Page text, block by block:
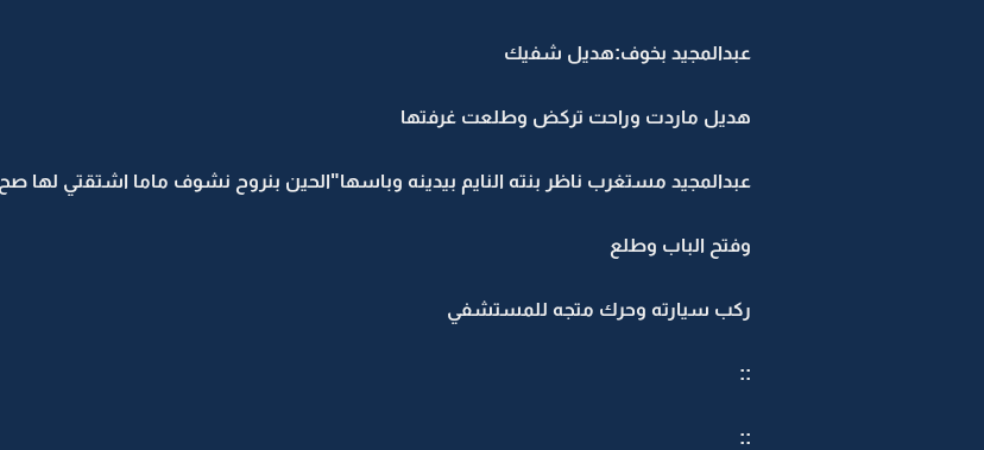
عبدالمجيد بخوف:هديل شفيك
هديل ماردت وراحت تركض وطلعت غرفتها
عبدالمجيد مستغرب ناظر بنته النايم بيدينه وباسها"الحين بنروح نشوف ماما اشتقتي لها صح
وفتح الباب وطلع
ركب سيارته وحرك متجه للمستشفي
::
::